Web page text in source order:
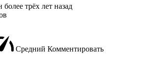
более трёх лет назад
Средний Комментировать